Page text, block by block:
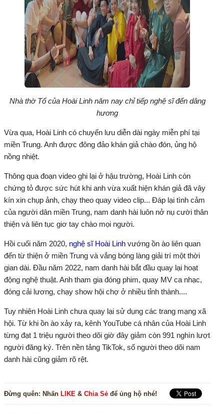
Nhà thờ Tổ của Hoài Linh năm nay chỉ tiếp nghệ sĩ đến dâng
hương
Vừa qua, Hoài Linh có chuyến lưu diễn dài ngày miễn phí tại
miền Trung. Anh được đông đảo khán giả chào đón, ủng hộ
nồng nhiệt.
Thông qua đoạn video ghi lại ở hậu trường, Hoài Linh còn
chứng tỏ được sức hút khi anh vừa xuất hiện khán giả đã vây
kín xin chụp ảnh, chạy theo quay video clip... Đáp lại tình cảm
của người dân miền Trung, nam danh hài luôn nở nụ cười thân
thiện và liên tục giơ tay chào mọi người.
Hồi cuối năm 2020, nghệ sĩ Hoài Linh vướng ồn ào liên quan
đến từ thiện ở miền Trung và vắng bóng làng giải trí một thời
gian dài. Đầu năm 2022, nam danh hài bắt đầu quay lại hoạt
động nghệ thuật. Anh tham gia đóng phim, quay MV ca nhạc,
đóng cải lương, chạy show hội chợ ở nhiều tỉnh thành....
Tuy nhiên Hoài Linh chưa quay lại sử dụng các trang mạng xã
hội. Từ khi ồn ào xảy ra, kênh YouTube cá nhân của Hoài Linh
từng đạt 1 triệu người theo dõi giờ đây giảm còn 991 nghìn lượt
người đăng ký. Trên nền tảng TikTok, số người theo dõi nam
danh hài cũng giảm rõ rệt.
Đừng quên: Nhấn LIKE & Chia Sẻ để ủng hộ nhé!